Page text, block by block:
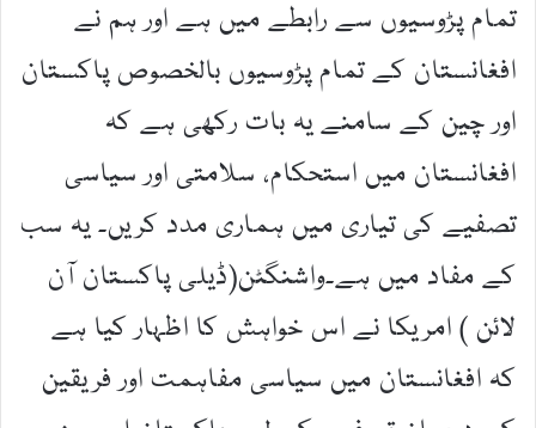
تمام پڑوسیوں سے رابطے میں ہے اور ہم نے
افغانستان کے تمام پڑوسیوں بالخصوص پاکستان
اور چین کے سامنے یہ بات رکھی ہے کہ
افغانستان میں استحکام، سلامتی اور سیاسی
تصفیے کی تیاری میں ہماری مدد کریں۔ یہ سب
کے مفاد میں ہے۔واشنگٹن(ڈیلی پاکستان آن
لائن ) امریکا نے اس خواہش کا اظہار کیا ہے
کہ افغانستان میں سیاسی مفاہمت اور فریقین